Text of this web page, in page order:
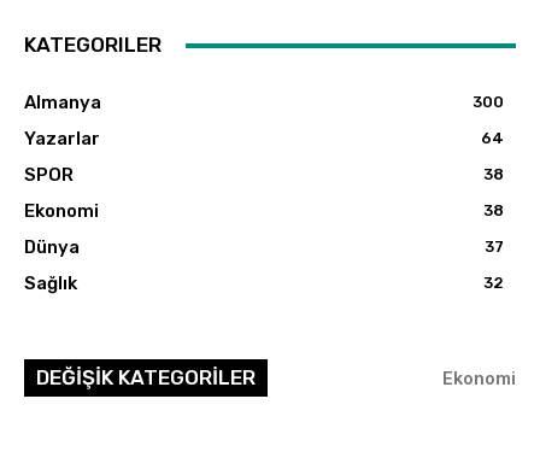
KATEGORILER
Almanya 300
Yazarlar 64
SPOR 38
Ekonomi 38
Dünya 37
Sağlık 32
DEĞİŞİK KATEGORİLER Ekonomi